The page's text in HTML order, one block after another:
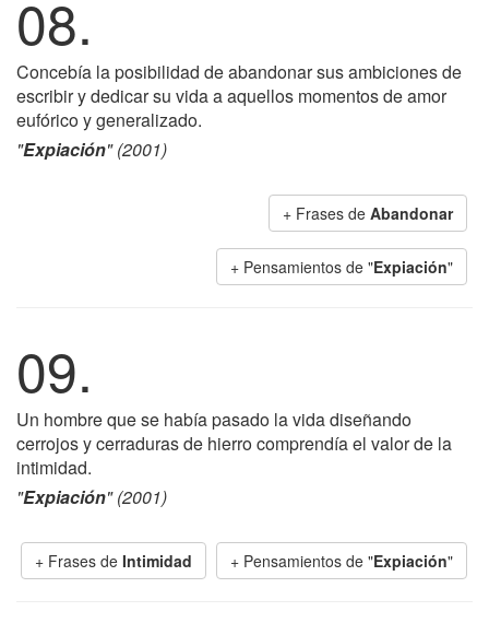
08.
Concebía la posibilidad de abandonar sus ambiciones de
escribir y dedicar su vida a aquellos momentos de amor
eufórico y generalizado.
"Expiación" (2001)
+ Frases de Abandonar
+ Pensamientos de "Expiación"
09.
Un hombre que se había pasado la vida diseñando
cerrojos y cerraduras de hierro comprendía el valor de la
intimidad.
"Expiación" (2001)
+ Frases de Intimidad + Pensamientos de "Expiación"